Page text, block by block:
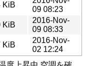
KiB
09 08:23
KiB
2016-Nov-
09 08:33
KiB
2016-Nov-
02 12:24